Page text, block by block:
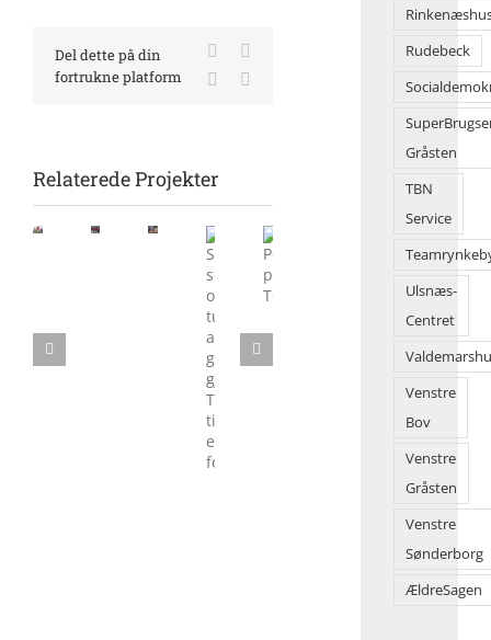
Del dette på din
fortrukne platform
Facebook
LinkedIn
Relaterede Projekter
Torvet
Sol,
sommer
og
tusindvis
af
gæster
gjorde
Torvedagene
til
Politik
Torvedagene
Rudebeck
Gråsten
TBN
Service
Ulsnæs-
Centret
Venstre
Bov
Venstre
Gråsten
Venstre
Sønderborg
ÆldreSagen